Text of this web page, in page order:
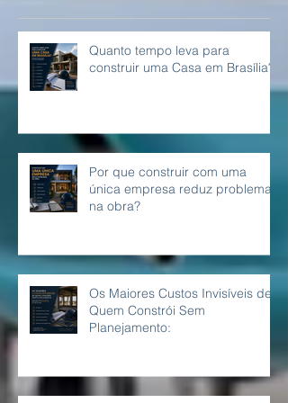
Posts Recentes
construir uma Casa em Brasília?
Por que construir com uma
Os Maiores Custos Invisíveis de
Quem Constrói Sem